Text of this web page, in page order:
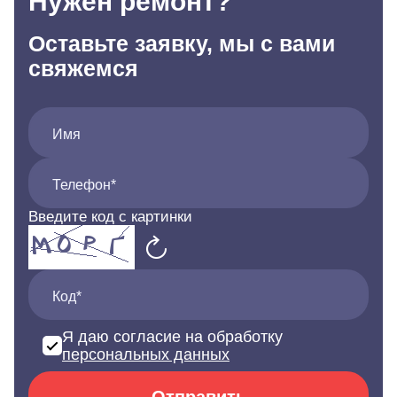
Оставьте заявку, мы с вами
свяжемся
Имя
Телефон*
Введите код с картинки
Код*
Я даю согласие на обработку
персональных данных